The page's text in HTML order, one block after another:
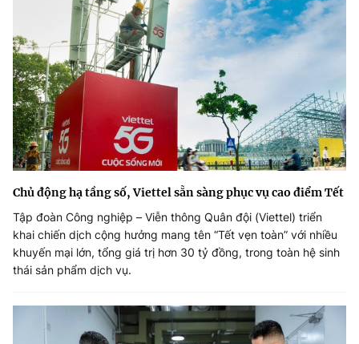
Chủ động hạ tầng số, Viettel sẵn sàng phục vụ cao điểm Tết
Tập đoàn Công nghiệp – Viễn thông Quân đội (Viettel) triển
khai chiến dịch cộng hưởng mang tên “Tết vẹn toàn” với nhiều
khuyến mại lớn, tổng giá trị hơn 30 tỷ đồng, trong toàn hệ sinh
thái sản phẩm dịch vụ.